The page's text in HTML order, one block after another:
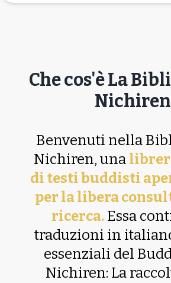
Che cos'è La
Nichiren
Benvenuti nella
Nichiren, una
di testi buddisti
per la libera
ricerca.Essa
traduzioni in
essenziali del
Nichiren: La